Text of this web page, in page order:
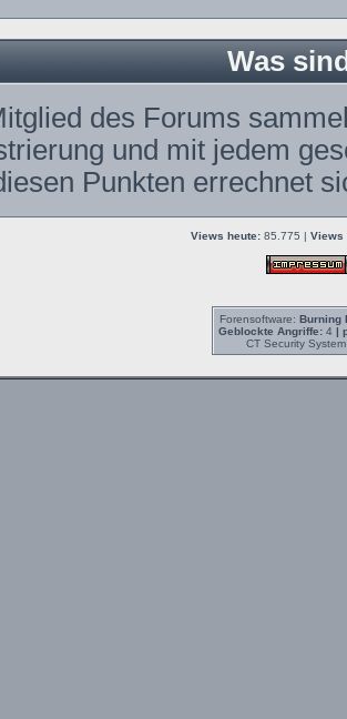
Was
des Forums
und mit jedem
Punkten errechnet
Views heute: 85.775 | Views
Forensoftware: Burning
Geblockte Angriffe:4 |
CT Security